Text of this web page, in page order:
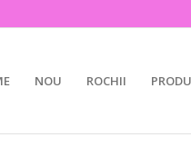
NOU ROCHII